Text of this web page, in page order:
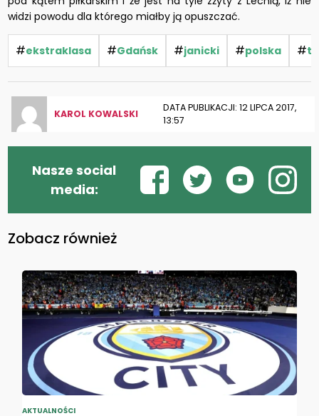
widzi powodu dla którego miałby ją opuszczać.
#ekstraklasa #Gdańsk #janicki #polska #
KAROL KOWALSKI
DATA PUBLIKACJI: 12 LIPCA 2017,
13:57
Nasze social
media:
Zobacz również
AKTUALNOŚCI